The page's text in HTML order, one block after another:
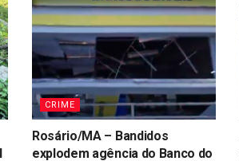
CRIME
Rosário/MA – Bandidos
explodem agência do Banco do